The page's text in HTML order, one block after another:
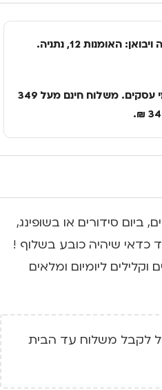
איסוף עצמי חנות תצוגה ויבואן: האומנות 12, נתניה.
שליח עד הבית: 2-5 ימי עסקים. משלוח חינם מעל 349
ביום סידורים או בשופינג,
כדאי שיהיה כובע בשלוף !
ליומיום ומלאים
לקבל משלוח עד הבית